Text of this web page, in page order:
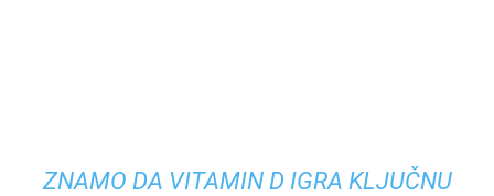
ZNAMO DA VITAMIN D IGRA KLJUČNU